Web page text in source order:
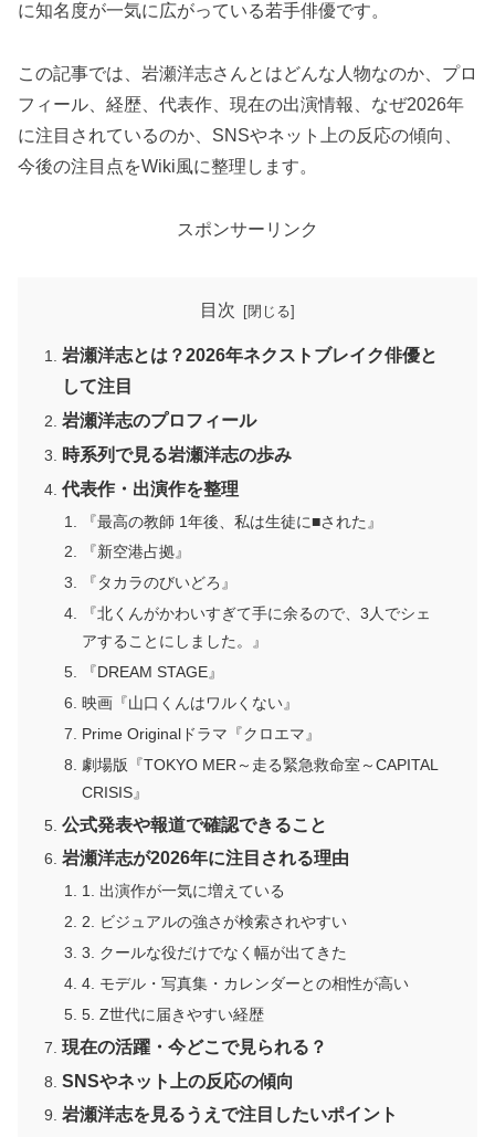
に知名度が一気に広がっている若手俳優です。
この記事では、岩瀬洋志さんとはどんな人物なのか、プロ
フィール、経歴、代表作、現在の出演情報、なぜ2026年
に注目されているのか、SNSやネット上の反応の傾向、
今後の注目点をWiki風に整理します。
スポンサーリンク
目次
岩瀬洋志とは？2026年ネクストブレイク俳優と
して注目
岩瀬洋志のプロフィール
時系列で見る岩瀬洋志の歩み
代表作・出演作を整理
『最高の教師 1年後、私は生徒に■された』
『新空港占拠』
『タカラのびいどろ』
『北くんがかわいすぎて手に余るので、3人でシェ
アすることにしました。』
『DREAM STAGE』
映画『山口くんはワルくない』
Prime Originalドラマ『クロエマ』
劇場版『TOKYO MER～走る緊急救命室～CAPITAL
CRISIS』
公式発表や報道で確認できること
岩瀬洋志が2026年に注目される理由
1. 出演作が一気に増えている
2. ビジュアルの強さが検索されやすい
3. クールな役だけでなく幅が出てきた
4. モデル・写真集・カレンダーとの相性が高い
5. Z世代に届きやすい経歴
現在の活躍・今どこで見られる？
SNSやネット上の反応の傾向
岩瀬洋志を見るうえで注目したいポイント